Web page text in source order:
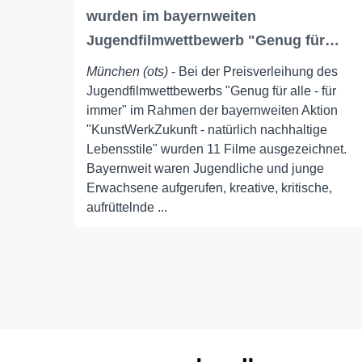
wurden im bayernweiten
Jugendfilmwettbewerb "Genug für…
München (ots) - Bei der Preisverleihung des
Jugendfilmwettbewerbs "Genug für alle - für
immer" im Rahmen der bayernweiten Aktion
"KunstWerkZukunft - natürlich nachhaltige
Lebensstile" wurden 11 Filme ausgezeichnet.
Bayernweit waren Jugendliche und junge
Erwachsene aufgerufen, kreative, kritische,
aufrüttelnde ...